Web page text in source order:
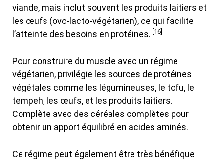
viande, mais inclut souvent les produits laitiers et
les œufs (ovo-lacto-végétarien), ce qui facilite
l’atteinte des besoins en protéines. [16]
Pour construire du muscle avec un régime
végétarien, privilégie les sources de protéines
végétales comme les légumineuses, le tofu, le
tempeh, les œufs, et les produits laitiers.
Complète avec des céréales complètes pour
obtenir un apport équilibré en acides aminés.
Ce régime peut également être très bénéfique